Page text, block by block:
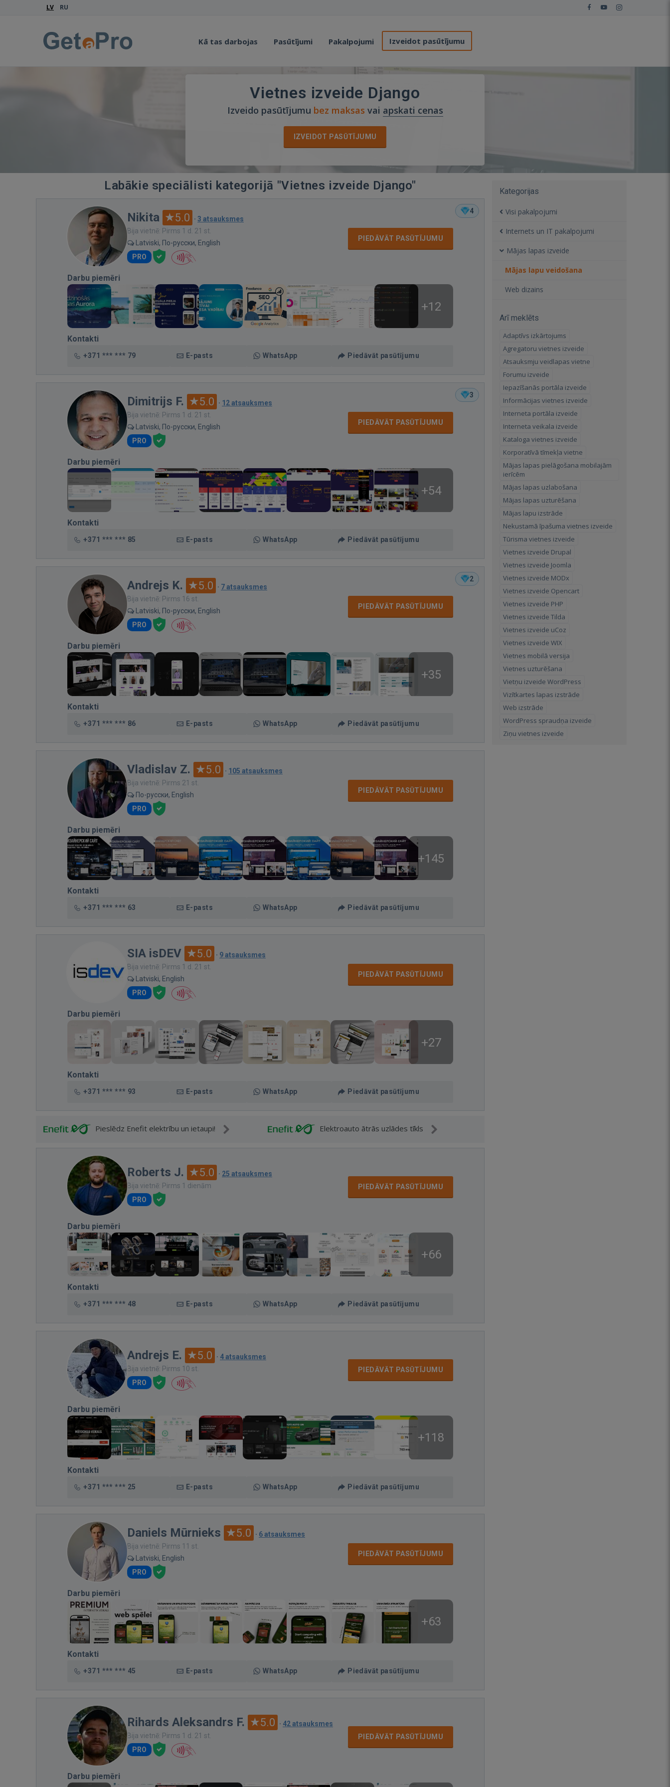
LV RU
Kā tas darbojas Pasūtījumi Pakalpojumi Izveidot pasūtījumu
Vietnes izveide Django
Izveido pasūtījumu bez maksas vai apskati cenas
IZVEIDOT PASŪTĪJUMU
Labākie speciālisti kategorijā "Vietnes izveide Django"
4
Nikita 5.0 · 3 atsauksmes
Bija vietnē: Pirms 1 d. 21 st.
Latviski, По-русски, English
PRO
PIEDĀVĀT PASŪTĪJUMU
Darbu piemēri
+12
Kontakti
+371 *** *** 79 E-pasts WhatsApp Piedāvāt pasūtījumu
3
Dimitrijs F. 5.0 · 12 atsauksmes
Bija vietnē: Pirms 1 d. 21 st.
Latviski, По-русски, English
PRO
PIEDĀVĀT PASŪTĪJUMU
Darbu piemēri
+54
Kontakti
+371 *** *** 85 E-pasts WhatsApp Piedāvāt pasūtījumu
2
Andrejs K. 5.0 · 7 atsauksmes
Bija vietnē: Pirms 16 st.
Latviski, По-русски, English
PRO
PIEDĀVĀT PASŪTĪJUMU
Darbu piemēri
+35
Kontakti
+371 *** *** 86 E-pasts WhatsApp Piedāvāt pasūtījumu
Vladislav Z. 5.0 · 105 atsauksmes
Bija vietnē: Pirms 21 st.
По-русски, English
PRO
PIEDĀVĀT PASŪTĪJUMU
Darbu piemēri
+145
Kontakti
+371 *** *** 63 E-pasts WhatsApp Piedāvāt pasūtījumu
SIA isDEV 5.0 · 9 atsauksmes
Bija vietnē: Pirms 1 d. 21 st.
Latviski, English
PRO
PIEDĀVĀT PASŪTĪJUMU
Darbu piemēri
+27
Kontakti
+371 *** *** 93 E-pasts WhatsApp Piedāvāt pasūtījumu
Pieslēdz Enefit elektrību un ietaupi! Elektroauto ātrās uzlādes tīkls
Roberts J. 5.0 · 25 atsauksmes
Bija vietnē: Pirms 1 dienām
PRO
PIEDĀVĀT PASŪTĪJUMU
Darbu piemēri
+66
Kontakti
+371 *** *** 48 E-pasts WhatsApp Piedāvāt pasūtījumu
Andrejs E. 5.0 · 4 atsauksmes
Bija vietnē: Pirms 10 st.
PRO
PIEDĀVĀT PASŪTĪJUMU
Darbu piemēri
+118
Kontakti
+371 *** *** 25 E-pasts WhatsApp Piedāvāt pasūtījumu
Daniels Mūrnieks 5.0 · 6 atsauksmes
Bija vietnē: Pirms 11 st.
Latviski, English
PRO
PIEDĀVĀT PASŪTĪJUMU
Darbu piemēri
+63
Kontakti
+371 *** *** 45 E-pasts WhatsApp Piedāvāt pasūtījumu
Rihards Aleksandrs F. 5.0 · 42 atsauksmes
Bija vietnē: Pirms 1 d. 21 st.
PRO
PIEDĀVĀT PASŪTĪJUMU
Darbu piemēri
Kategorijas
Visi pakalpojumi
Internets un IT pakalpojumi
Mājas lapas izveide
Mājas lapu veidošana
Web dizains
Arī meklēts
Adaptīvs izkārtojums
Agregatoru vietnes izveide
Atsauksmju veidlapas vietne
Forumu izveide
Iepazīšanās portāla izveide
Informācijas vietnes izveide
Interneta portāla izveide
Interneta veikala izveide
Kataloga vietnes izveide
Korporatīvā tīmekļa vietne
Mājas lapas pielāgošana mobilajām
ierīcēm
Mājas lapas uzlabošana
Mājas lapas uzturēšana
Mājas lapu izstrāde
Nekustamā īpašuma vietnes izveide
Tūrisma vietnes izveide
Vietnes izveide Drupal
Vietnes izveide Joomla
Vietnes izveide MODx
Vietnes izveide Opencart
Vietnes izveide PHP
Vietnes izveide Tilda
Vietnes izveide uCoz
Vietnes izveide WIX
Vietnes mobilā versija
Vietnes uzturēšana
Vietņu izveide WordPress
Vizītkartes lapas izstrāde
Web izstrāde
WordPress spraudņa izveide
Ziņu vietnes izveide